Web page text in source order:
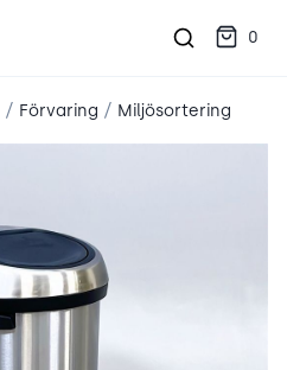
0
/ Förvaring / Miljösortering